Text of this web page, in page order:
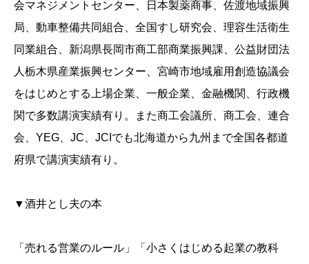
会マネジメントセンター、日本製薬商事、佐渡地域振興
局、動車整備共同組合、全国すし研究会、理容生活衛生
同業組合、新潟県長岡市商工部商業振興課、公益財団法
人栃木県産業振興センター、宮崎市地域雇用創造協議会
をはじめとする上場企業、一般企業、金融機関、行政機
関で多数講演実績有り。また商工会議所、商工会、連合
会、YEG、JC、JCIでも北海道から九州まで全国各都道
府県で講演実績有り。
▼酒井とし夫の本
「売れる営業のルール」「小さくはじめる起業の教科